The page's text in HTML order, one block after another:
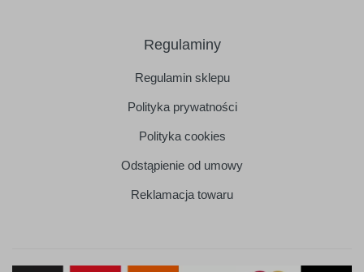
Regulaminy
Regulamin sklepu
Polityka prywatności
Polityka cookies
Odstąpienie od umowy
Reklamacja towaru